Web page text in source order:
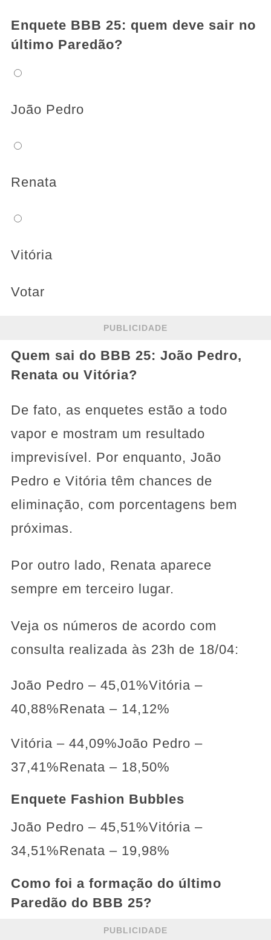
Enquete BBB 25: quem deve sair no
último Paredão?
João Pedro
Renata
Vitória
Votar
PUBLICIDADE
Quem sai do BBB 25: João Pedro,
Renata ou Vitória?
De fato, as enquetes estão a todo
vapor e mostram um resultado
imprevisível. Por enquanto, João
Pedro e Vitória têm chances de
eliminação, com porcentagens bem
próximas.
Por outro lado, Renata aparece
sempre em terceiro lugar.
Veja os números de acordo com
consulta realizada às 23h de 18/04:
João Pedro – 45,01%Vitória –
40,88%Renata – 14,12%
Vitória – 44,09%João Pedro –
37,41%Renata – 18,50%
Enquete Fashion Bubbles
João Pedro – 45,51%Vitória –
34,51%Renata – 19,98%
Como foi a formação do último
Paredão do BBB 25?
PUBLICIDADE